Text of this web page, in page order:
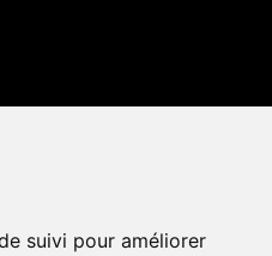
suivi pour améliorer